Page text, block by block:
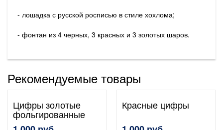
- лошадка с русской росписью в стиле хохлома;
- фонтан из 4 черных, 3 красных и 3 золотых шаров.
Рекомендуемые товары
Цифры золотые
фольгированные
Красные цифры